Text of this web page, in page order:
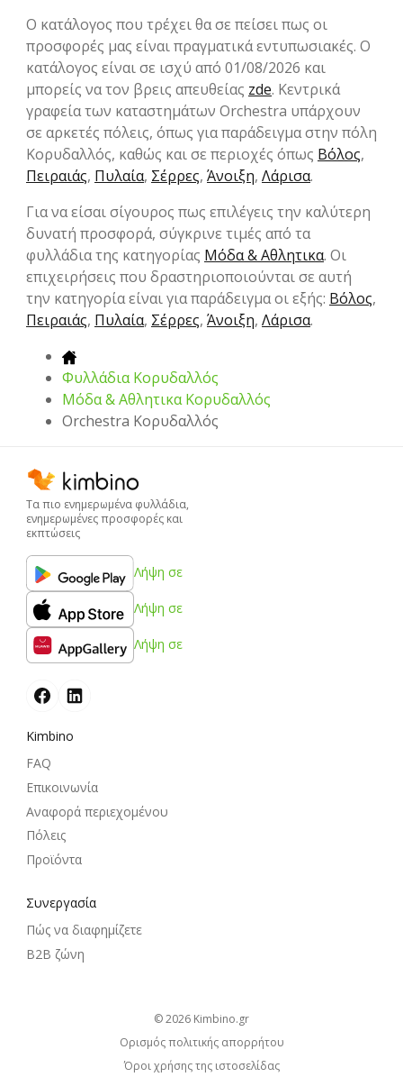
Ο κατάλογος που τρέχει θα σε πείσει πως οι
προσφορές μας είναι πραγματικά εντυπωσιακές. Ο
κατάλογος είναι σε ισχύ από 01/08/2026 και
μπορείς να τον βρεις απευθείας zde. Κεντρικά
γραφεία των καταστημάτων Orchestra υπάρχουν
σε αρκετές πόλεις, όπως για παράδειγμα στην πόλη
Κορυδαλλός, καθώς και σε περιοχές όπως Βόλος,
Πειραιάς, Πυλαία, Σέρρες, Άνοιξη, Λάρισα.
Για να είσαι σίγουρος πως επιλέγεις την καλύτερη
δυνατή προσφορά, σύγκρινε τιμές από τα
φυλλάδια της κατηγορίας Μόδα & Aθλητικα. Οι
επιχειρήσεις που δραστηριοποιούνται σε αυτή
την κατηγορία είναι για παράδειγμα οι εξής: Βόλος,
Πειραιάς, Πυλαία, Σέρρες, Άνοιξη, Λάρισα.
Φυλλάδια Κορυδαλλός
Μόδα & Aθλητικα Κορυδαλλός
Orchestra Κορυδαλλός
Τα πιο ενημερωμένα φυλλάδια,
ενημερωμένες προσφορές και
εκπτώσεις
Λήψη σε
Λήψη σε
Λήψη σε
Kimbino
FAQ
Επικοινωνία
Αναφορά περιεχομένου
Πόλεις
Προϊόντα
Συνεργασία
Πώς να διαφημίζετε
B2B ζώνη
© 2026
kimbino.gr
Ορισμός πολιτικής απορρήτου
Όροι χρήσης της ιστοσελίδας